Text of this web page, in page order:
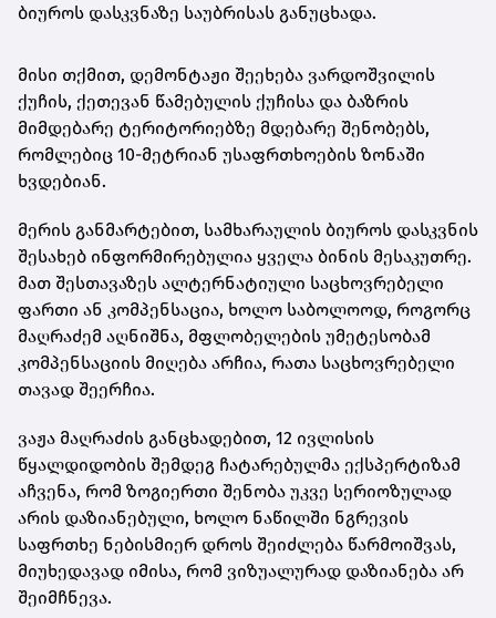
ბიუროს დასკვნაზე საუბრისას განუცხადა.
მისი თქმით, დემონტაჟი შეეხება ვარდოშვილის
ქუჩის, ქეთევან წამებულის ქუჩისა და ბაზრის
მიმდებარე ტერიტორიებზე მდებარე შენობებს,
რომლებიც 10-მეტრიან უსაფრთხოების ზონაში
ხვდებიან.
მერის განმარტებით, სამხარაულის ბიუროს დასკვნის
შესახებ ინფორმირებულია ყველა ბინის მესაკუთრე.
მათ შესთავაზეს ალტერნატიული საცხოვრებელი
ფართი ან კომპენსაცია, ხოლო საბოლოოდ, როგორც
მაღრაძემ აღნიშნა, მფლობელების უმეტესობამ
კომპენსაციის მიღება არჩია, რათა საცხოვრებელი
თავად შეერჩია.
ვაჟა მაღრაძის განცხადებით, 12 ივლისის
წყალდიდობის შემდეგ ჩატარებულმა ექსპერტიზამ
აჩვენა, რომ ზოგიერთი შენობა უკვე სერიოზულად
არის დაზიანებული, ხოლო ნაწილში ნგრევის
საფრთხე ნებისმიერ დროს შეიძლება წარმოიშვას,
მიუხედავად იმისა, რომ ვიზუალურად დაზიანება არ
შეიმჩნევა.